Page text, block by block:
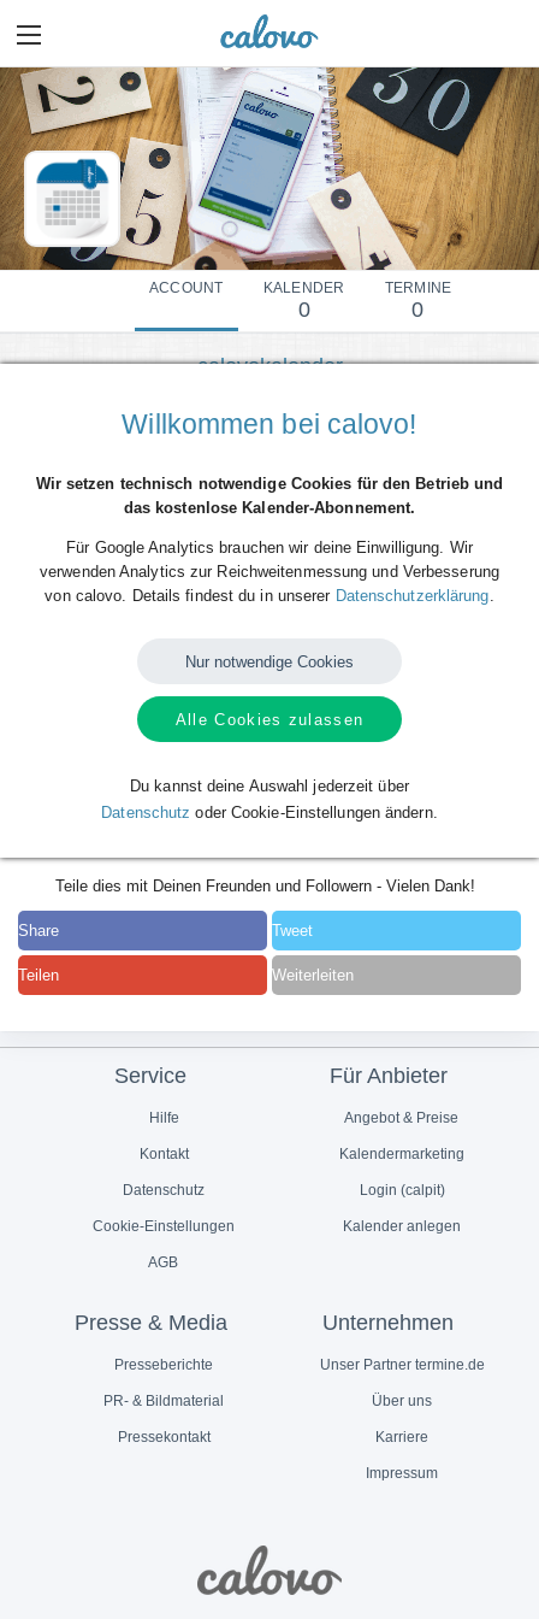
ACCOUNT KALENDER
0
TERMINE
0
calovokalender
Mehr Details einblenden
Teile dies mit Deinen Freunden und Followern - Vielen Dank!
Share Tweet
Teilen Weiterleiten
Service
Hilfe
Kontakt
Datenschutz
Cookie-Einstellungen
AGB
Für Anbieter
Angebot & Preise
Kalendermarketing
Login (calpit)
Kalender anlegen
Presse & Media
Presseberichte
PR- & Bildmaterial
Pressekontakt
Unternehmen
Unser Partner termine.de
Über uns
Karriere
Impressum
Willkommen bei calovo!
Wir setzen technisch notwendige Cookies für den Betrieb und
das kostenlose Kalender-Abonnement.
Für Google Analytics brauchen wir deine Einwilligung. Wir
verwenden Analytics zur Reichweitenmessung und Verbesserung
von calovo. Details findest du in unserer Datenschutzerklärung
Nur notwendige Cookies
Alle Cookies zulassen
Du kannst deine Auswahl jederzeit über
Datenschutz oder Cookie-Einstellungen ändern.